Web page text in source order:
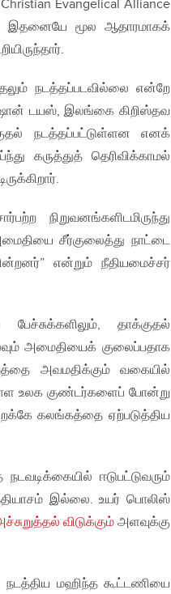
Evangelical Alliance
இதனையே மூல ஆதாரமாகக்
நடத்தப்படவில்லை என்றே
டயஸ், இலங்கை கிறிஸ்தவ
நடத்தப்பட்டுள்ளன எனக்
கருத்துத் தெரிவிக்காமல்
நிறுவனங்களிடமிருந்து
சீர்குலைத்து நாட்டை
என்றும் நீதியமைச்சர்
தாக்குதல்
அமைதியைக் குலைப்பதாக
அவமதிக்கும் வகையில்
உலக குண்டர்களைப் போன்று
கலங்கத்தை ஏற்படுத்திய
ஈடுபட்டுவரும்
இல்லை. உயர் பொலிஸ்
விடுக்கும் அளவுக்கு
நடத்திய மஹிந்த கூட்டணியை